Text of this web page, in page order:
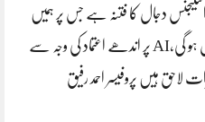
دجال کا فتنہ ہے جس پر ہمیں
فتح حاصل ہو گی،AI پر اندھے اعتماد کی وجہ سے
لاحق ہیں پروفیسر احمد رفیق